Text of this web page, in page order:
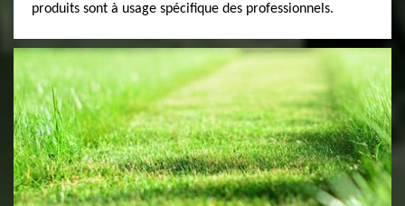
produits sont à usage spécifique des professionnels.